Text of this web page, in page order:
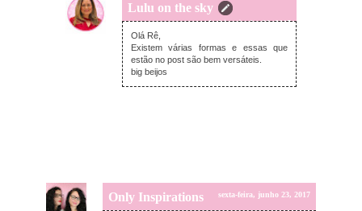
Lulu on the sky
segunda-feira, junho 26, 2017
Olá Rê,
Existem várias formas e essas que
estão no post são bem versáteis.
big beijos
Only Inspirations sexta-feira, junho 23, 2017